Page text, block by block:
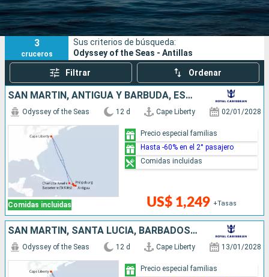
Puertos Compañías
Buscar
3
cruceros
Sus criterios de búsqueda:
Odyssey of the Seas - Antillas
Filtrar Ordenar
SAN MARTÍN, ANTIGUA Y BARBUDA, ESTADOS UNIDOS
Comidas incluidas
Odyssey of the Seas 12 d Cape Liberty 02/01/2028
US$ 1,249 +Tasas
Precio especial familias
Hasta -60% en el 2° pasajero
Comidas incluidas
SAN MARTÍN, SANTA LUCIA, BARBADOS, ESTADOS UNIDOS
Odyssey of the Seas 12 d Cape Liberty 13/01/2028
Precio especial familias